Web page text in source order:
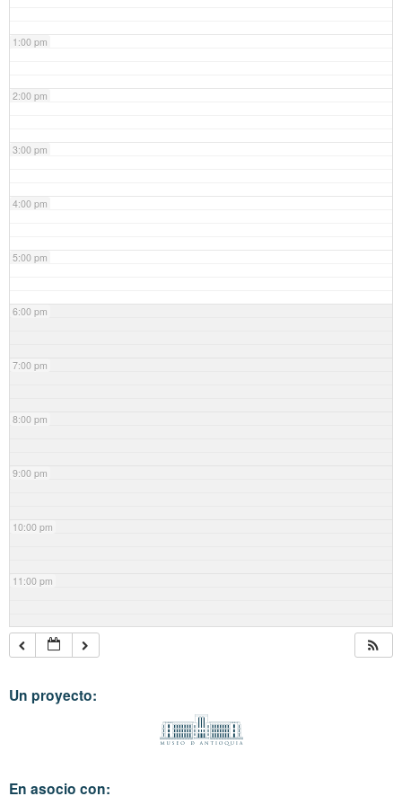
1:00 pm
2:00 pm
3:00 pm
4:00 pm
5:00 pm
6:00 pm
7:00 pm
8:00 pm
9:00 pm
10:00 pm
11:00 pm
Un proyecto:
En asocio con: